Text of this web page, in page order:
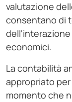
valutazione
consentano di
economici.
La contabilità
appropriato
momento che